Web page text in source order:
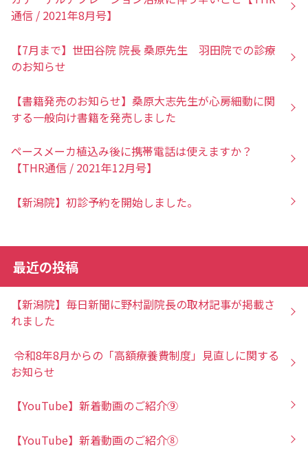
通信 / 2021年8月号】
【7月まで】世田谷院 院長 桑原先生 羽田院での診療
のお知らせ
【書籍発売のお知らせ】桑原大志先生が心房細動に関
する一般向け書籍を発売しました
ペースメーカ植込み後に携帯電話は使えますか？
【THR通信 / 2021年12月号】
【新潟院】初診予約を開始しました。
最近の投稿
【新潟院】毎日新聞に野村副院長の取材記事が掲載さ
れました
令和8年8月からの「高額療養費制度」見直しに関する
お知らせ
【YouTube】新着動画のご紹介⑨
【YouTube】新着動画のご紹介⑧